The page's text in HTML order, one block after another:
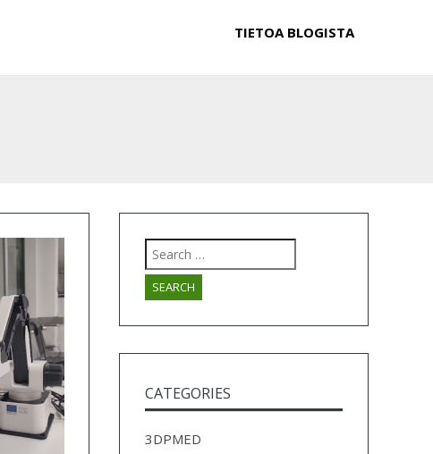
TIETOA BLOGISTA
Search
for:
CATEGORIES
3DPMED